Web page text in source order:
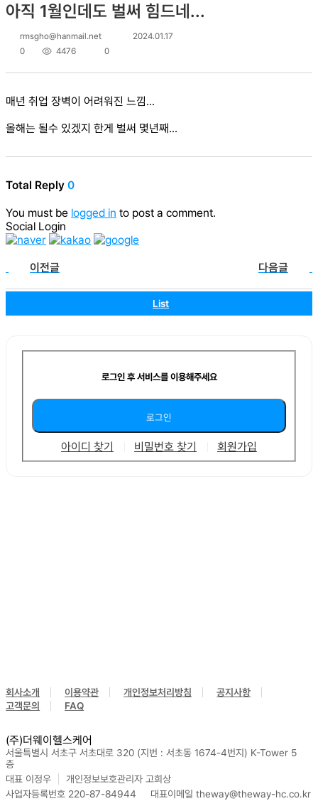
아직 1월인데도 벌써 힘드네...
rmsgho@hanmail.net
2024.01.17
0
4476 0
매년 취업 장벽이 어려워진 느낌...
올해는 될수 있겠지 한게 벌써 몇년째...
Total Reply0
You must be logged in to post a comment.
Social Login
이전글 다음글
List
로그인 후 서비스를 이용해주세요
아이디 찾기 비밀번호 찾기 회원가입
회사소개 이용약관 개인정보처리방침
공지사항
고객문의
FAQ
(주)더웨이헬스케어
서울특별시 서초구 서초대로 320 (지번 : 서초동 1674-4번지) K-Tower 5
층
대표 이정우
개인정보보호관리자 고희상
사업자등록번호 220-87-84944
대표이메일 theway@theway-hc.co.kr